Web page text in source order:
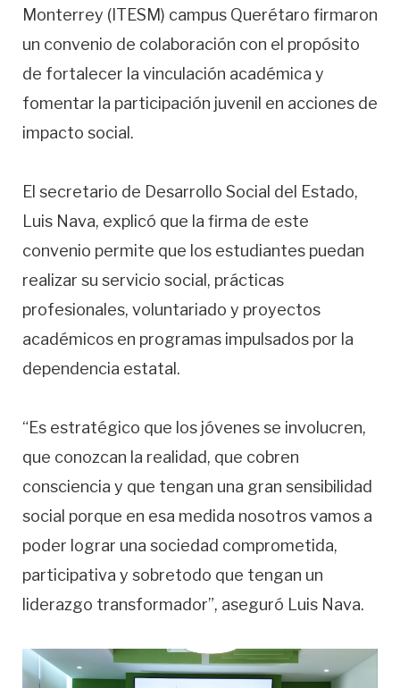
Monterrey (ITESM) campus Querétaro firmaron
un convenio de colaboración con el propósito
de fortalecer la vinculación académica y
fomentar la participación juvenil en acciones de
impacto social.
El secretario de Desarrollo Social del Estado,
Luis Nava, explicó que la firma de este
convenio permite que los estudiantes puedan
realizar su servicio social, prácticas
profesionales, voluntariado y proyectos
académicos en programas impulsados por la
dependencia estatal.
“Es estratégico que los jóvenes se involucren,
que conozcan la realidad, que cobren
consciencia y que tengan una gran sensibilidad
social porque en esa medida nosotros vamos a
poder lograr una sociedad comprometida,
participativa y sobretodo que tengan un
liderazgo transformador”, aseguró Luis Nava.